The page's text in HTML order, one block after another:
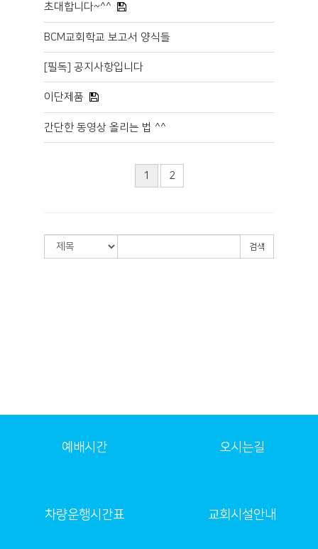
초대합니다~^^
BCM교회학교 보고서 양식들
[필독] 공지사항입니다
이단제품
간단한 동영상 올리는 법 ^^
1 2
검색
예배시간 오시는길
차량운행시간표 교회시설안내